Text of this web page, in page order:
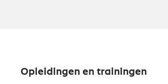
Opleidingen en trainingen